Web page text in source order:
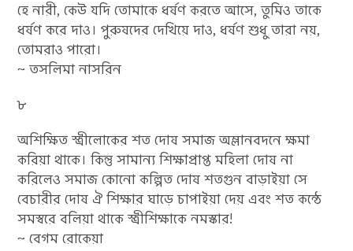
হে নারী, কেউ যদি তোমাকে ধর্ষণ করতে আসে, তুমিও তাকে
ধর্ষণ করে দাও। পুরুষদের দেখিয়ে দাও, ধর্ষণ শুধু তারা নয়,
তোমরাও পারো।
~ তসলিমা নাসরিন
৮
অশিক্ষিত স্ত্রীলোকের শত দোষ সমাজ অম্লানবদনে ক্ষমা
করিয়া থাকে। কিন্তু সামান্য শিক্ষাপ্রাপ্ত মহিলা দোষ না
করিলেও সমাজ কোনো কল্পিত দোষ শতগুন বাড়াইয়া সে
বেচারীর দোষ ঐ শিক্ষার ঘাড়ে চাপাইয়া দেয় এবং শত কন্ঠে
সমস্বরে বলিয়া থাকে স্ত্রীশিক্ষাকে নমস্কার!
~ বেগম রোকেয়া